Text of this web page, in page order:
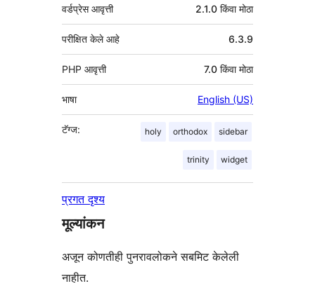
वर्डप्रेस आवृत्ती 2.1.0 किंवा मोठा
परीक्षित केले आहे 6.3.9
PHP आवृत्ती 7.0 किंवा मोठा
भाषा English (US)
टॅग्ज: holy orthodox sidebar
trinity widget
प्रगत दृश्य
मूल्यांकन
अजून कोणतीही पुनरावलोकने सबमिट केलेली
नाहीत.